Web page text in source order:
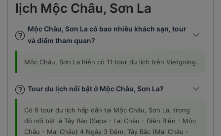
lịch Mộc Châu, Sơn La
Mộc Châu, Sơn La có bao nhiêu khách sạn, tour
và điểm tham quan?
Mộc Châu, Sơn La hiện có 11 tour du lịch trên Vietgoing.
Tour du lịch nổi bật ở Mộc Châu, Sơn La?
Có 6 tour du lịch hấp dẫn tại Mộc Châu, Sơn La, trong
đó nổi bật là Tây Bắc (Sapa - Lai Châu - Điện Biên - Mộc
Châu - Mai Châu) 4 Ngày 3 Đêm, Tây Bắc (Mai Châu -